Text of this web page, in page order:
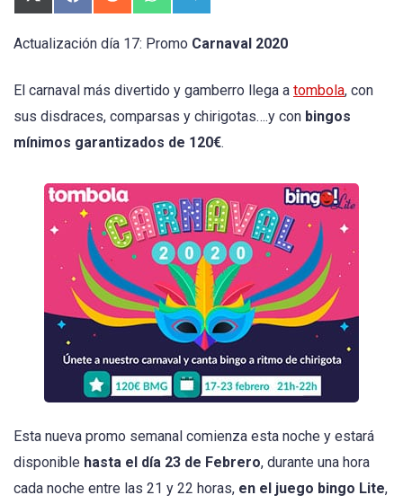
en
(Twitter)
en
en
en
en
Actualización día 17: Promo Carnaval 2020
El carnaval más divertido y gamberro llega a tombola, con
sus disdraces, comparsas y chirigotas….y con bingos
mínimos garantizados de 120€.
Esta nueva promo semanal comienza esta noche y estará
disponible hasta el día 23 de Febrero, durante una hora
cada noche entre las 21 y 22 horas, en el juego bingo Lite,